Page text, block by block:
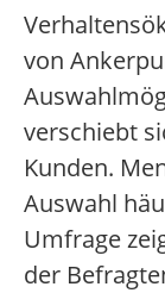
von
verschiebt
Kunden.
Auswahl
Umfrage
der